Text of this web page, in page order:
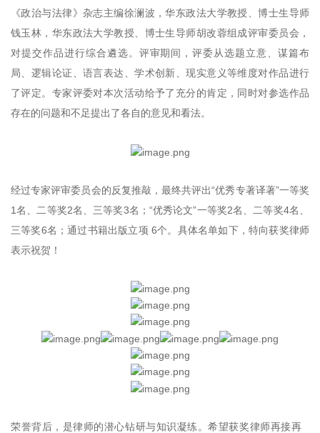
《政治与法律》杂志主编徐澜波，华东政法大学教授、博士生导师
钱玉林，华东政法大学教授、博士生导师胡改蓉组成评审委员会，
对提交作品进行综合遴选。评审期间，评委从选题立意、谋篇布
局、逻辑论证、语言表达、学术创新、现实意义等维度对作品进行
了评定。专家评委对本次活动给予了充分的肯定，同时对参选作品
存在的问题和不足提出了各自的意见和看法。
经过专家评审委员会的反复推敲，最终共评出“优秀专著译著”一等奖
1名、二等奖2名、三等奖3名；“优秀论文”一等奖2名、二等奖4名、
三等奖6名；通过书籍出版立项 6个。具体名单如下，特向获奖律师
表示祝贺！
荣誉背后，是律师的潜心钻研与知识凝练。希望获奖律师再接再